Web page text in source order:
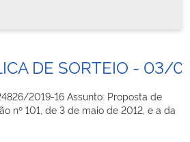
DE SORTEIO - 03/
2019-16 Assunto: Proposta de
nº 101, de 3 de maio de 2012, e a da